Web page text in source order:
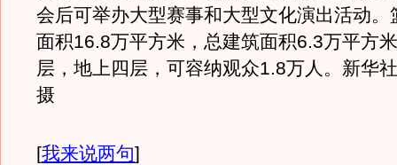
会后可举办大型赛事和大型文化演出活动。
面积16.8万平方米，总建筑面积6.3万平方
层，地上四层，可容纳观众1.8万人。新华
摄
[我来说两句]